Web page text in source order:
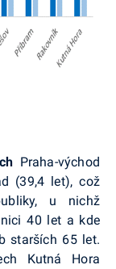
Praha-východ
(39,4 let), což
u nichž
40 let a kde
starších 65 let.
Kutná Hora